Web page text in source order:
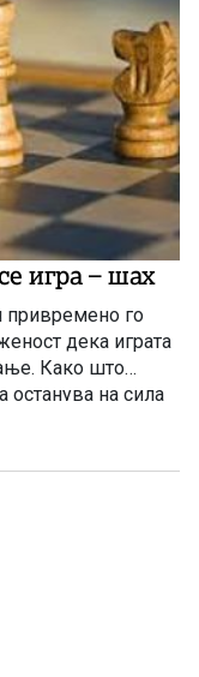
игра – шах
привремено го
дека играта
Како што
останува на сила
додека не се
спортови што